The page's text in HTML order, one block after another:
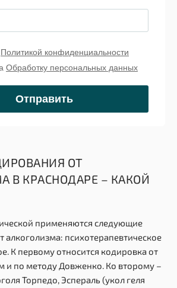
ОТ
В КРАСНОДАРЕ – КАКОЙ
применяются следующие
алкоголизма: психотерапевтическое
К первому относится кодировка от
и по методу Довженко. Ко второму –
Торпедо, Эспераль (укол геля